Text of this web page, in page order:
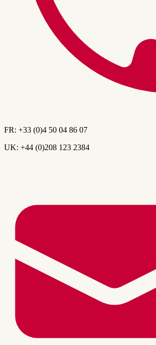
FR: +33 (0)4 50 04 86 07
UK: +44 (0)208 123 2384